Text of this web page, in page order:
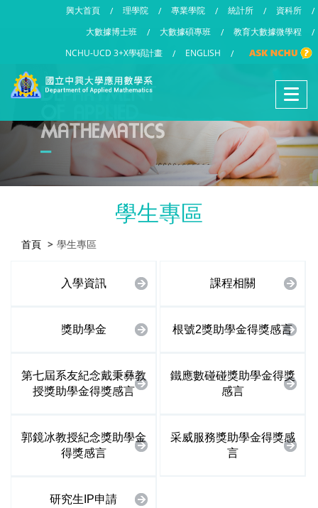
興大首頁 / 理學院 / 專業學院 / 統計所 / 資科所
/
大數據博士班
/ 大數據碩專班 / 教育大數據微學程
/
NCHU-UCD 3+X學碩計畫
/ ENGLISH /
學生專區
首頁 學生專區
入學資訊 課程相關
獎助學金 根號2獎助學金得獎感言
第七屆系友紀念戴秉彝教
授獎助學金得獎感言
鐵應數碰碰獎助學金得獎
感言
郭鏡冰教授紀念獎助學金
得獎感言
采威服務獎助學金得獎感
言
研究生IP申請